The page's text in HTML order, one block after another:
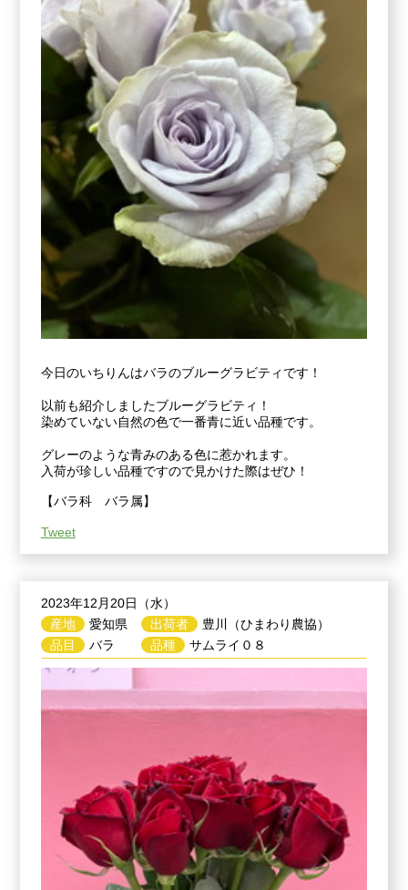
今日のいちりんはバラのブルーグラビティです！
以前も紹介しましたブルーグラビティ！
染めていない自然の色で一番青に近い品種です。
グレーのような青みのある色に惹かれます。
入荷が珍しい品種ですので見かけた際はぜひ！
【バラ科 バラ属】
Tweet
2023年12月20日（水）
産地
愛知県
品目
バラ
出荷者
豊川（ひまわり農協）
品種
サムライ０８